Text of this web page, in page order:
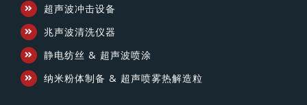
超声波冲击设备
兆声波清洗仪器
静电纺丝 & 超声波喷涂
纳米粉体制备 & 超声喷雾热解造粒